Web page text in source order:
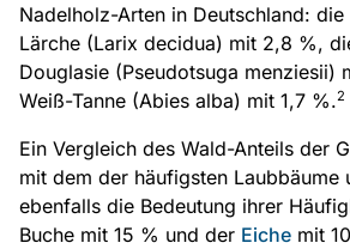
Nadelholz-Arten in Deutschland: die
Lärche (Larix decidua) mit 2,8 %,
Douglasie (Pseudotsuga menziesii)
Weiß-Tanne (Abies alba) mit 1,7 %.2
Ein Vergleich des Wald-Anteils der
mit dem der häufigsten Laubbäume
ebenfalls die Bedeutung ihrer
Buche mit 15 % und der Eiche mit